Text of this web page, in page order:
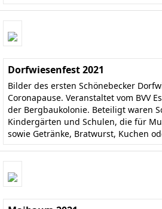
Dorfwiesenfest 2021
Bilder des ersten Schönebecker
Coronapause. Veranstaltet vom BVV
der Bergbaukolonie. Beteiligt waren
Kindergärten und Schulen, die für
sowie Getränke, Bratwurst, Kuchen